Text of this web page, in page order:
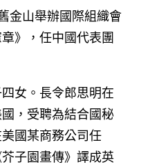
金山舉辦國際組織會
》，任中國代表團
女。長令郎思明在
，受聘為結合國秘
國某商務公司任
子園畫傳》譯成英